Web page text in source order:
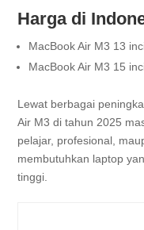
Harga di
MacBook Air M3 13
MacBook Air M3 15
Lewat berbagai
Air M3 di tahun 2025
pelajar, profesional,
membutuhkan laptop
tinggi.